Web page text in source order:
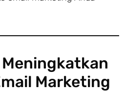
Marketing